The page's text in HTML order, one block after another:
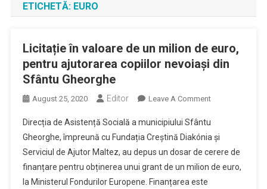
ETICHETĂ: EURO
Licitație în valoare de un milion de euro,
pentru ajutorarea copiilor nevoiași din
Sfântu Gheorghe
August 25, 2020 Editor Leave A CommentOn
În
Valoare
De
Un
Direcția de Asistență Socială a municipiului Sfântu
Gheorghe, împreună cu Fundația Creștină Diakónia și
Serviciul de Ajutor Maltez, au depus un dosar de cerere de
finanțare pentru obținerea unui grant de un milion de euro,
la Ministerul Fondurilor Europene. Finanțarea este